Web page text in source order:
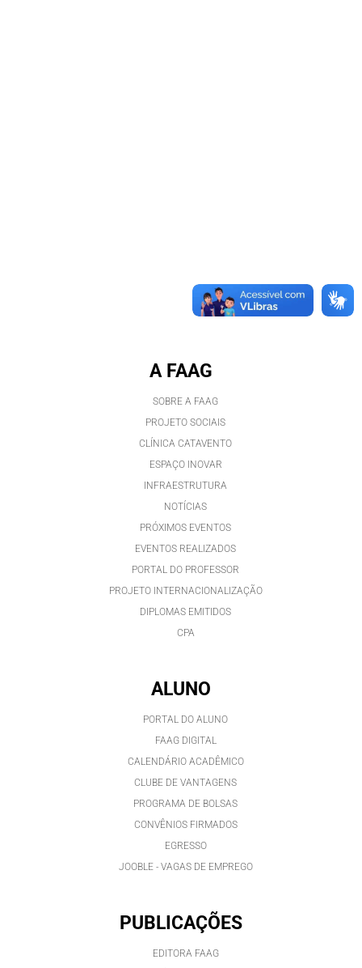
A FAAG
SOBRE A FAAG
PROJETO SOCIAIS
CLÍNICA CATAVENTO
ESPAÇO INOVAR
INFRAESTRUTURA
NOTÍCIAS
PRÓXIMOS EVENTOS
EVENTOS REALIZADOS
PORTAL DO PROFESSOR
PROJETO INTERNACIONALIZAÇÃO
DIPLOMAS EMITIDOS
CPA
ALUNO
PORTAL DO ALUNO
FAAG DIGITAL
CALENDÁRIO ACADÊMICO
CLUBE DE VANTAGENS
PROGRAMA DE BOLSAS
CONVÊNIOS FIRMADOS
EGRESSO
JOOBLE - VAGAS DE EMPREGO
PUBLICAÇÕES
EDITORA FAAG